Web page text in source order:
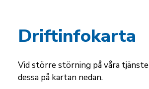
Driftinfokarta
Vidstörre störning på våra
dessa på kartan nedan.